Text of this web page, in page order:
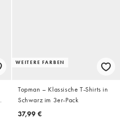
WEITERE FARBEN
Topman – Klassische T-Shirts in
Schwarz im 3er-Pack
37,99 €